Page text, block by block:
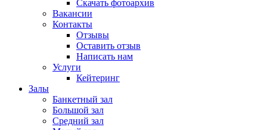
Скачать фотоархив
Вакансии
Контакты
Отзывы
Оставить отзыв
Написать нам
Услуги
Кейтеринг
Залы
Банкетный зал
Большой зал
Средний зал